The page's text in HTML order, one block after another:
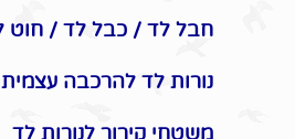
חבל לד / כבל לד / חוט
נורות לד להרכבה עצמית
משטחי קירור לנורות לד